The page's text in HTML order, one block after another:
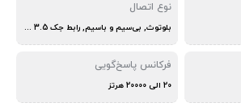
نوع اتصال
بلوتوث, بی‌سیم و باسیم, رابط جک 3.5 میلی متری صدا
فرکانس پاسخ‌گویی
20 الی 20000 هرتز